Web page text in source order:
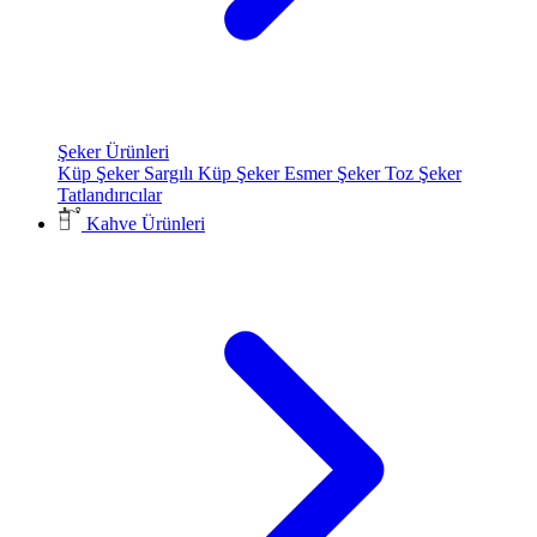
Şeker Ürünleri
Küp Şeker Sargılı Küp ŞekerEsmer ŞekerToz Şeker
Tatlandırıcılar
Kahve Ürünleri